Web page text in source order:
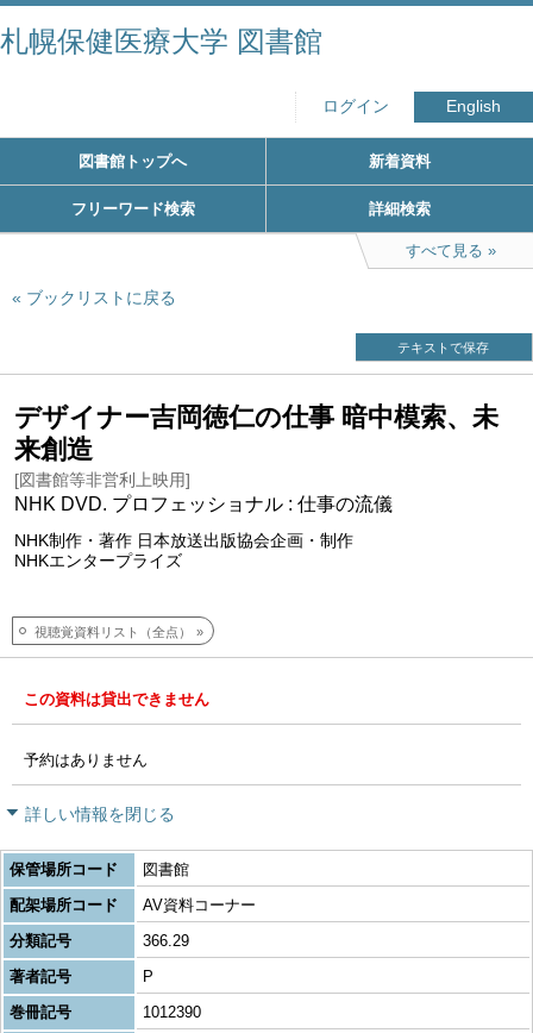
札幌保健医療大学 図書館
ログイン English
図書館トップへ 新着資料
フリーワード検索 詳細検索
すべて見る
ブックリストに戻る
テキストで保存
デザイナー吉岡徳仁の仕事 暗中模索、未
来創造
[図書館等非営利上映用]
NHK DVD. プロフェッショナル : 仕事の流儀
NHK制作・著作 日本放送出版協会企画・制作
NHKエンタープライズ
視聴覚資料リスト（全点）
この資料は貸出できません
予約はありません
詳しい情報を閉じる
保管場所コード
図書館
配架場所コード
AV資料コーナー
分類記号
366.29
著者記号
P
巻冊記号
1012390